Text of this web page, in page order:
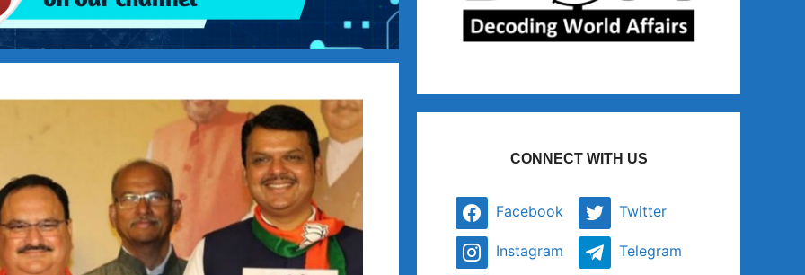
CONNECT WITH US
Facebook Twitter
Instagram Telegram